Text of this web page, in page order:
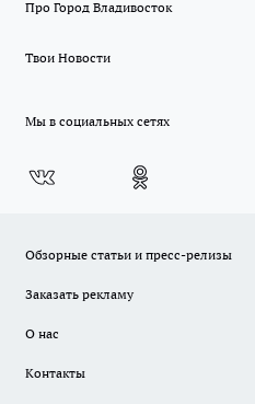
Про Город Владивосток
Твои Новости
Мы в социальных сетях
Обзорные статьи и пресс-релизы
Заказать рекламу
О нас
Контакты